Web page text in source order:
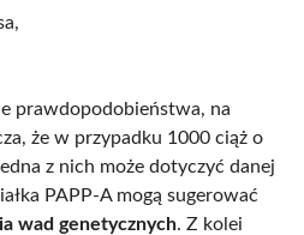
prawdopodobieństwa, na
że w przypadku 1000 ciąż o
z nich może dotyczyć danej
PAPP-A mogą sugerować
wad genetycznych. Z kolei